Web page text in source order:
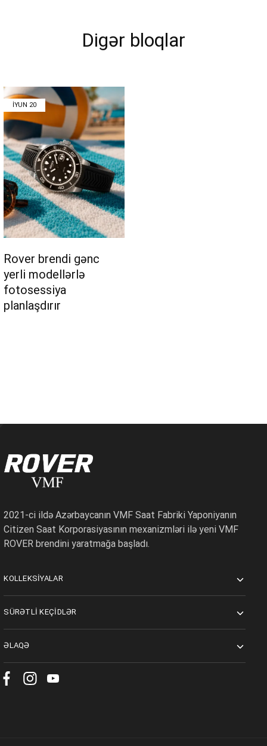
Digər bloqlar
IYUN 20
Rover brendi gənc
yerli modellərlə
fotosessiya
planlaşdırır
2021-ci ildə Azərbaycanın VMF Saat Fabriki Yaponiyanın
Citizen Saat Korporasiyasının mexanizmləri ilə yeni VMF
ROVER brendini yaratmağa başladı.
KOLLEKSIYALAR
SÜRƏTLI KEÇIDLƏR
ƏLAQƏ
Alış-verişə davam et